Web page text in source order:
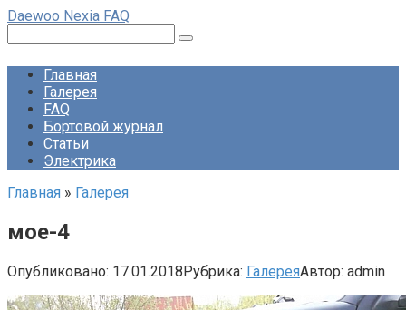
Перейти
контенту
Daewoo Nexia FAQ
Главная
Галерея
FAQ
Бортовой журнал
Статьи
Электрика
Главная » Галерея
мое-4
Опубликовано: 17.01.2018Рубрика: ГалереяАвтор: admin